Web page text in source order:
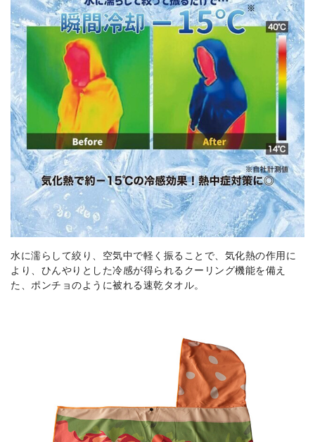
水に濡らして絞り、空気中で軽く振ることで、気化熱の作用に
より、ひんやりとした冷感が得られるクーリング機能を備え
た、ポンチョのように被れる速乾タオル。